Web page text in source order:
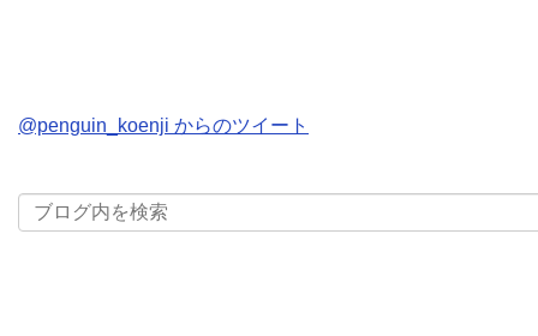
@penguin_koenji からのツイート